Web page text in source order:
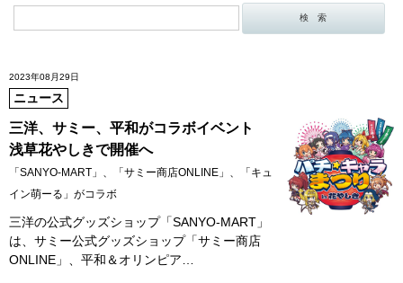
2023年08月29日
ニュース
三洋、サミー、平和がコラボイベント
浅草花やしきで開催へ
「SANYO-MART」、「サミー商店ONLINE」、「キュ
イン萌ーる」がコラボ
三洋の公式グッズショップ「SANYO-MART」
は、サミー公式グッズショップ「サミー商店
ONLINE」、平和＆オリンピア…